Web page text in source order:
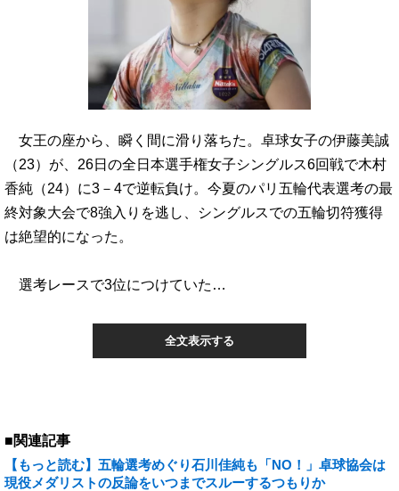
女王の座から、瞬く間に滑り落ちた。卓球女子の伊藤美誠
（23）が、26日の全日本選手権女子シングルス6回戦で木村
香純（24）に3－4で逆転負け。今夏のパリ五輪代表選考の最
終対象大会で8強入りを逃し、シングルスでの五輪切符獲得
は絶望的になった。
選考レースで3位につけていた…
全文表示する
■関連記事
【もっと読む】五輪選考めぐり石川佳純も「NO！」卓球協会は
現役メダリストの反論をいつまでスルーするつもりか